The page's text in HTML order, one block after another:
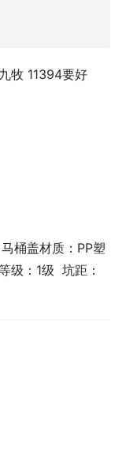
牧 11394要好
桶盖材质：PP塑
级：1级  坑距：